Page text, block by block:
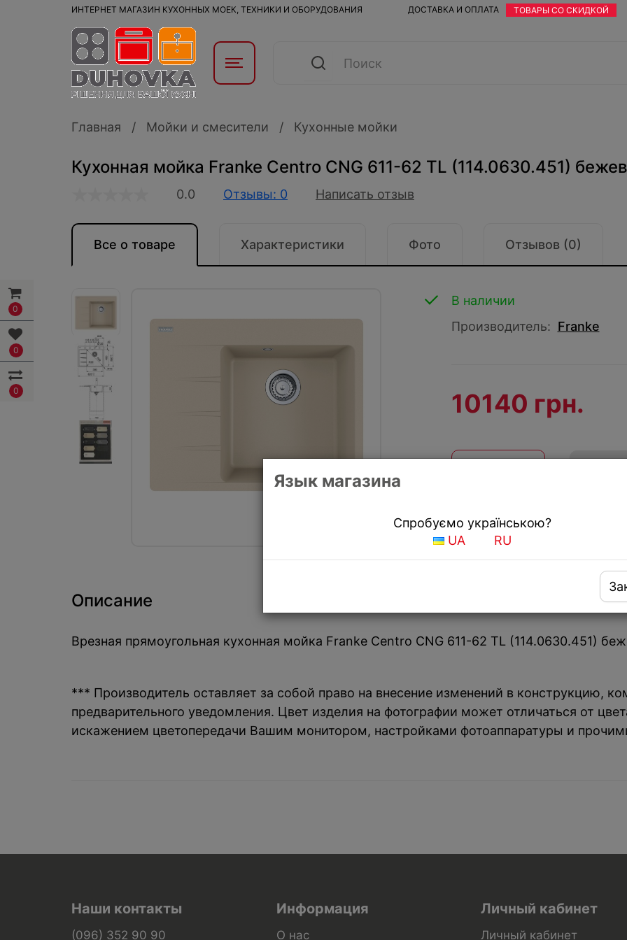
0
0
0
ИНТЕРНЕТ МАГАЗИН КУХОННЫХ МОЕК, ТЕХНИКИ И ОБОРУДОВАНИЯ ДОСТАВКА И ОПЛАТА ТОВАРЫ СО СКИДКОЙ
Главная Мойки и смесители Кухонные мойки
Кухонная мойка Franke Centro CNG 611-62 TL (114.0630.451)
0.0 Отзывы: 0 Написать отзыв
Все о товаре Характеристики Фото Отзывов (0)
Язык магазина
Спробуємо українською?
UA
RU
В наличии
Производитель: Franke
10140 грн.
Получить скидку
Описание
Врезная прямоугольная кухонная мойка Franke Centro CNG 611-62 TL (114.0630.451)
*** Производитель оставляет за собой право на внесение изменений в конструкцию,
предварительного уведомления. Цвет изделия на фотографии может отличаться от
искажением цветопередачи Вашим монитором, настройками фотоаппаратуры и
Наши контакты
(096) 352 90 90
Информация
О нас
Личный кабинет
Личный кабинет